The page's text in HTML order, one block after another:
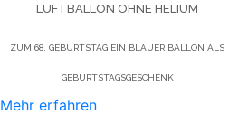
LUFTBALLON OHNE HELIUM
ZUM 68. GEBURTSTAG EIN BLAUER BALLON ALS
GEBURTSTAGSGESCHENK
Mehr erfahren